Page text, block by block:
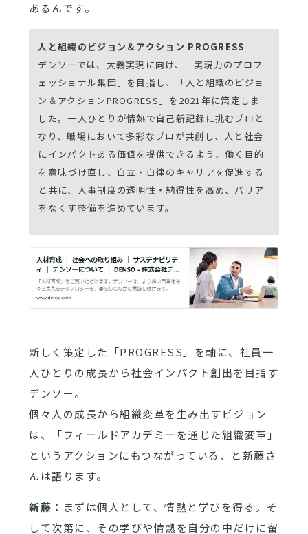
あるんです。
人と組織のビジョン＆アクション PROGRESS
デンソーでは、大義実現に向け、「実現力のプロフ
ェッショナル集団」を目指し、「人と組織のビジョ
ン＆アクションPROGRESS」を2021年に策定しま
した。一人ひとりが情熱で自己新記録に挑むプロと
なり、職場において多彩なプロが共創し、人と社会
にインパクトある価値を提供できるよう、働く目的
を意味づけ直し、自立・自律のキャリアを促進する
と共に、人事制度の透明性・納得性を高め、バリア
をなくす整備を進めています。
新しく策定した「PROGRESS」を軸に、社員一
人ひとりの成長から社会インパクト創出を目指す
デンソー。
個々人の成長から組織変革を生み出すビジョン
は、「フィールドアカデミーを通じた組織変革」
というアクションにもつながっている、と新藤さ
んは語ります。
新藤： まずは個人として、情熱と学びを得る。そ
して次第に、その学びや情熱を自分の中だけに留